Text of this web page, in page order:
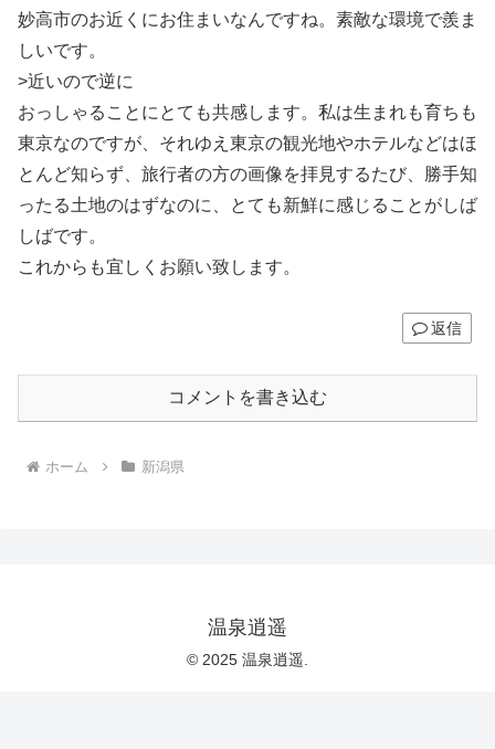
妙高市のお近くにお住まいなんですね。素敵な環境で羨ま
しいです。
>近いので逆に
おっしゃることにとても共感します。私は生まれも育ちも
東京なのですが、それゆえ東京の観光地やホテルなどはほ
とんど知らず、旅行者の方の画像を拝見するたび、勝手知
ったる土地のはずなのに、とても新鮮に感じることがしば
しばです。
これからも宜しくお願い致します。
返信
コメントを書き込む
ホーム 新潟県
温泉逍遥
© 2025 温泉逍遥.